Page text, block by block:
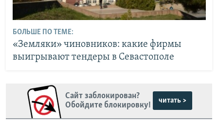
БОЛЬШЕ ПО ТЕМЕ:
«Земляки» чиновников: какие фирмы
выигрывают тендеры в Севастополе
Сайт заблокирован?
Обойдите блокировку!
читать >